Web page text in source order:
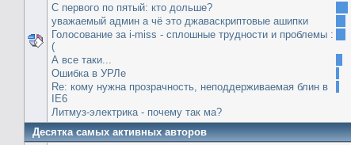
С первого по пятый: кто дольше?
уважаемый админ а чё это джаваскриптовые ашипки
Голосование за i-miss - сплошные трудности и проблемы :
(
А все таки...
Ошибка в УРЛе
Re: кому нужна прозрачность, неподдерживаемая блин в
IE6
Литмуз-электрика - почему так ма?
Десятка самых активных авторов